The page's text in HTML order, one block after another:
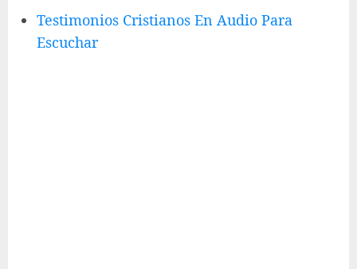
Testimonios Cristianos En Audio Para
Escuchar